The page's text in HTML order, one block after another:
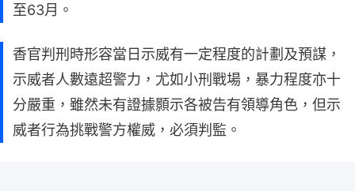
至63月。
香官判刑時形容當日示威有一定程度的計劃及預謀，
示威者人數遠超警力，尤如小刑戰場，暴力程度亦十
分嚴重，雖然未有證據顥示各被告有領導角色，但示
威者行為挑戰警方權威，必須判監。